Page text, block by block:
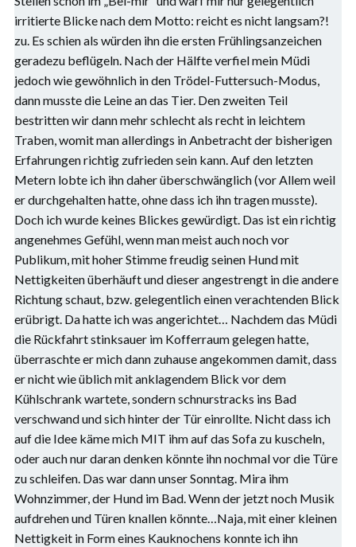
irritierte Blicke nach dem Motto: reicht es nicht langsam?!
zu. Es schien als würden ihn die ersten Frühlingsanzeichen
geradezu beflügeln. Nach der Hälfte verfiel mein Müdi
jedoch wie gewöhnlich in den Trödel-Futtersuch-Modus,
dann musste die Leine an das Tier. Den zweiten Teil
bestritten wir dann mehr schlecht als recht in leichtem
Traben, womit man allerdings in Anbetracht der bisherigen
Erfahrungen richtig zufrieden sein kann. Auf den letzten
Metern lobte ich ihn daher überschwänglich (vor Allem weil
er durchgehalten hatte, ohne dass ich ihn tragen musste).
Doch ich wurde keines Blickes gewürdigt. Das ist ein richtig
angenehmes Gefühl, wenn man meist auch noch vor
Publikum, mit hoher Stimme freudig seinen Hund mit
Nettigkeiten überhäuft und dieser angestrengt in die andere
Richtung schaut, bzw. gelegentlich einen verachtenden Blick
erübrigt. Da hatte ich was angerichtet… Nachdem das Müdi
die Rückfahrt stinksauer im Kofferraum gelegen hatte,
überraschte er mich dann zuhause angekommen damit, dass
er nicht wie üblich mit anklagendem Blick vor dem
Kühlschrank wartete, sondern schnurstracks ins Bad
verschwand und sich hinter der Tür einrollte. Nicht dass ich
auf die Idee käme mich MIT ihm auf das Sofa zu kuscheln,
oder auch nur daran denken könnte ihn nochmal vor die Türe
zu schleifen. Das war dann unser Sonntag. Mira ihm
Wohnzimmer, der Hund im Bad. Wenn der jetzt noch Musik
aufdrehen und Türen knallen könnte…Naja, mit einer kleinen
Nettigkeit in Form eines Kauknochens konnte ich ihn